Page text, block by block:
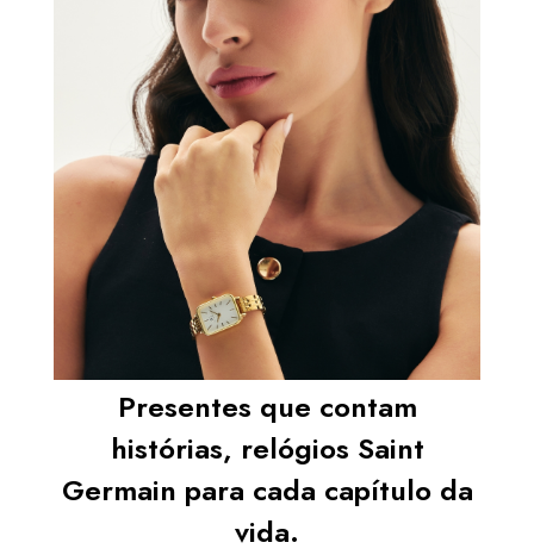
Presentes que contam
histórias, relógios Saint
Germain para cada capítulo da
vida.